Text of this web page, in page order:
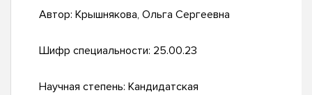
Автор: Крышнякова, Ольга Сергеевна
Шифр специальности: 25.00.23
Научная степень: Кандидатская